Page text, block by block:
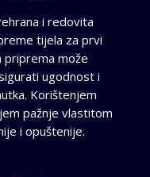
i redovita
tijela za prvi
priprema može
ugodnost i
Korištenjem
pažnje vlastitom
i opuštenije.